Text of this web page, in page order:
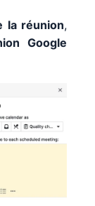
la réunion,
Google